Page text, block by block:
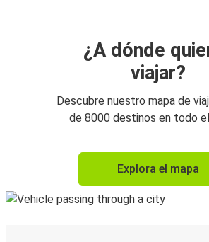
¿A dónde
viajar?
Descubre nuestro mapa de
de 8000 destinos en todo
Explora el mapa